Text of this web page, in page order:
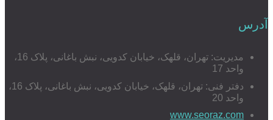
آدرس
مدیریت: تهران، قلهک، خیابان کدویی، نبش باغانی، پلاک 16،
واحد 17
دفتر فنی: تهران، قلهک، خیابان کدویی، نبش باغانی، پلاک 16،
واحد 20
www.seoraz.com